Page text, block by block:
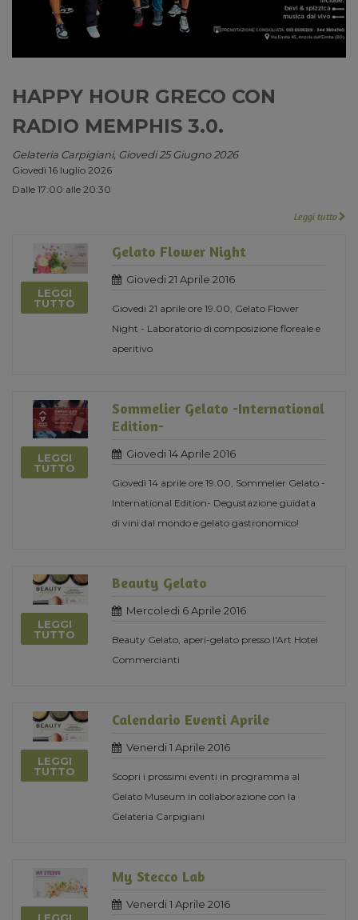
HAPPY HOUR GRECO CON
RADIO MEMPHIS 3.0.
Gelateria Carpigiani, Giovedi 25 Giugno 2026
Giovedì 16 luglio 2026
Dalle 17:00 alle 20:30
Leggi tutto
LEGGI
TUTTO
Gelato Flower Night
Giovedi 21 Aprile 2016
Giovedi 21 aprile ore 19.00, Gelato Flower
Night - Laboratorio di composizione floreale e
aperitivo
LEGGI
TUTTO
Sommelier Gelato -International
Edition-
Giovedi 14 Aprile 2016
Giovedì 14 aprile ore 19.00, Sommelier Gelato -
International Edition- Degustazione guidata
di vini dal mondo e gelato gastronomico!
LEGGI
TUTTO
Beauty Gelato
Mercoledi 6 Aprile 2016
Beauty Gelato, aperi-gelato presso l'Art Hotel
Commercianti
LEGGI
TUTTO
Calendario Eventi Aprile
Venerdi 1 Aprile 2016
Scopri i prossimi eventi in programma al
Gelato Museum in collaborazione con la
Gelateria Carpigiani
My Stecco Lab
Venerdi 1 Aprile 2016